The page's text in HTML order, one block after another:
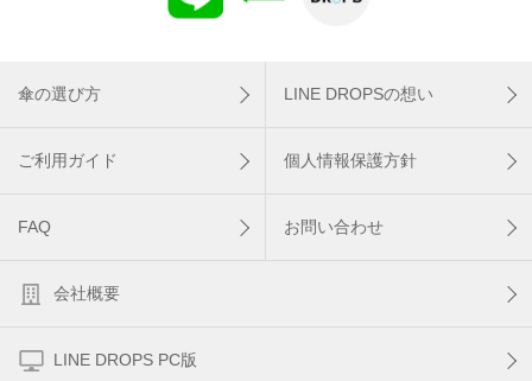
傘の選び方 LINE DROPSの想い
ご利用ガイド 個人情報保護方針
FAQ お問い合わせ
会社概要
LINE DROPS PC版